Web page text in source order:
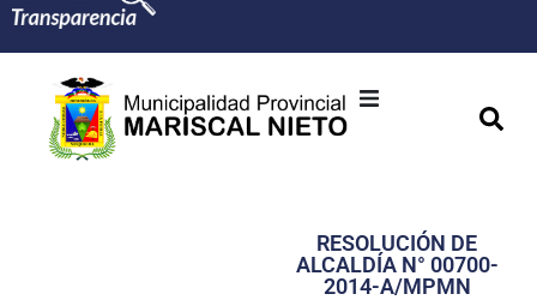
Transparencia
RESOLUCIÓN DE
ALCALDÍA N° 00700-
2014-A/MPMN